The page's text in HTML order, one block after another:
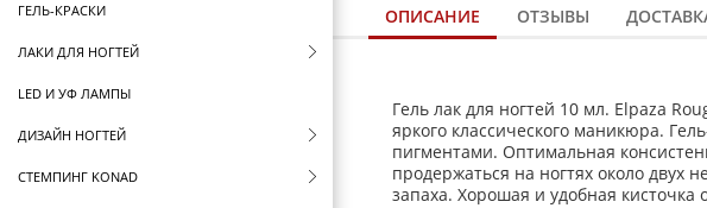
ГЕЛЬ-КРАСКИ
ЛАКИ ДЛЯ НОГТЕЙ
LED И УФ ЛАМПЫ
ДИЗАЙН НОГТЕЙ
СТЕМПИНГ KONAD
ОПИСАНИЕ ОТЗЫВЫ
Гель лак для ногтей 10 мл. Elpaza
яркого классического маникюра.
пигментами. Оптимальная
продержаться на ногтях около двух
запаха. Хорошая и удобная кисточка